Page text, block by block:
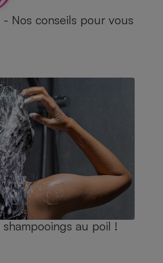
Nos conseils pour vous
au poil !